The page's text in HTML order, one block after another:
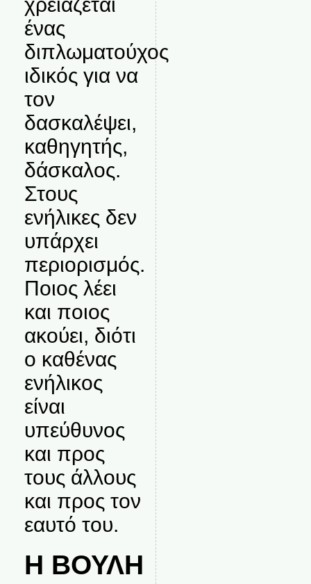
ένας
διπλωματούχος
ιδικός για να
τον
δασκαλέψει,
καθηγητής,
δάσκαλος.
Στους
ενήλικες δεν
υπάρχει
περιορισμός.
Ποιος λέει
και ποιος
ακούει, διότι
ο καθένας
ενήλικος
είναι
υπεύθυνος
και προς
τους άλλους
και προς τον
εαυτό του.
Η ΒΟΥΛΗ